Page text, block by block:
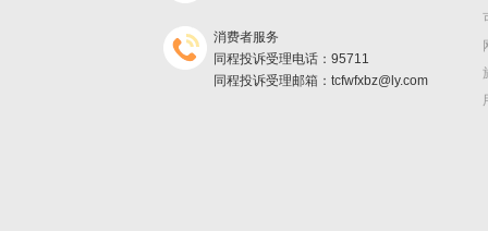
消费者服务
同程投诉受理电话：95711
同程投诉受理邮箱：tcfwfxbz@ly.com